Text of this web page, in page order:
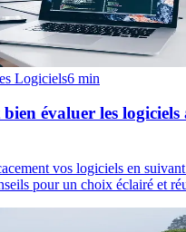
Logiciels6 min
évaluer les logiciels
vos logiciels en
pour un choix éclairé et